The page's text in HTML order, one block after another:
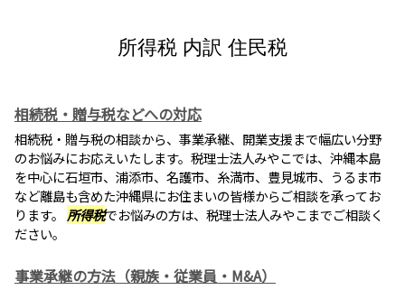
所得税 内訳 住民税
相続税・贈与税などへの対応
相続税・贈与税の相談から、事業承継、開業支援まで幅広い分野
のお悩みにお応えいたします。税理士法人みやこでは、沖縄本島
を中心に石垣市、浦添市、名護市、糸満市、豊見城市、うるま市
など離島も含めた沖縄県にお住まいの皆様からご相談を承ってお
ります。 所得税でお悩みの方は、税理士法人みやこまでご相談く
ださい。
事業承継の方法（親族・従業員・M&A）